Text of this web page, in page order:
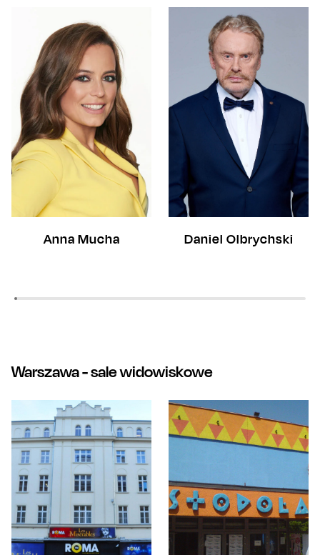
Anna Mucha Daniel Olbrychski
Warszawa- sale widowiskowe